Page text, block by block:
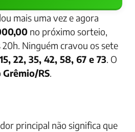
mais uma vez e agora
no próximo sorteio,
20h. Ninguém cravou os sete
15, 22, 35, 42, 58, 67 e 73. O
Grêmio/RS.
principal não significa que